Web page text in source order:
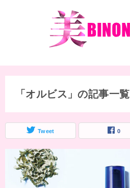
「オルビス」の記事一覧
Tweet 0